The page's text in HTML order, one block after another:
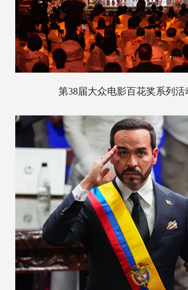
第38届大众电影百花奖系列活